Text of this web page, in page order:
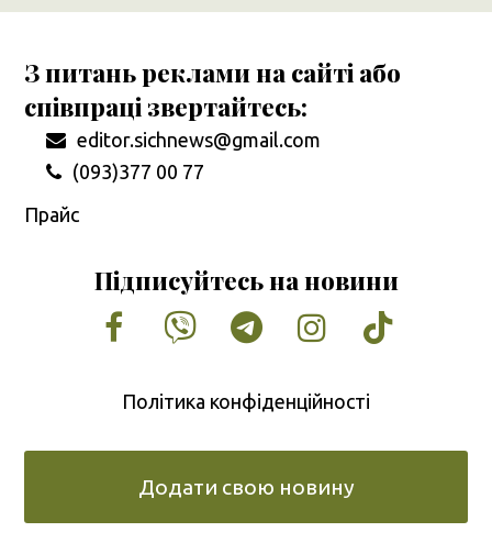
З питань реклами на сайті або
співпраці звертайтесь:
editor.sichnews@gmail.com
(093)377 00 77
Прайс
Підписуйтесь на новини
Facebook
VimeoTumblrInstagram
Tiktok
Політика конфіденційності
Додати свою новину